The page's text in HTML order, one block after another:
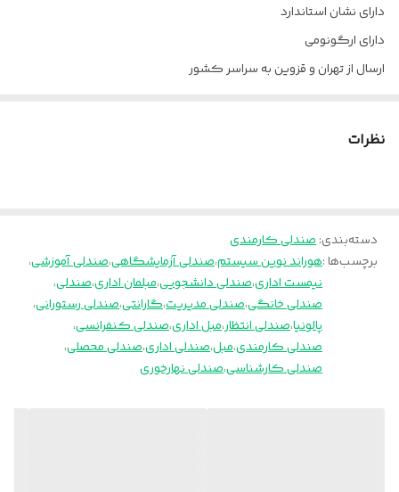
چرخ
پایه پنج پر ابکاری کروم
دارای نشان استاندارد
دارای ارگونومی
ارسال از تهران و قزوین به سراسر کشور
نظرات
دسته‌بندی:صندلی کارمندی
برچسب‌ها :هوراند نوین سیستم،صندلی آزمایشگاهی،صندلی آموزشی،
نیمست اداری،صندلی دانشجویی،مبلمان اداری،صندلی،
صندلی خانگی،صندلی مدیریت،گارانتی،صندلی رستورانی،
پالونیا،صندلی انتظار،مبل اداری،صندلی کنفرانسی،
صندلی کارمندی،مبل،صندلی اداری،صندلی محصلی،
صندلی کارشناسی،صندلی نهارخوری